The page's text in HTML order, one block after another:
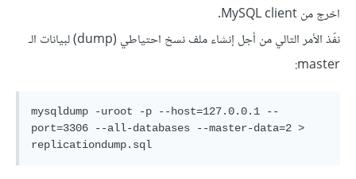
اخرج من MySQL client.
نفّذ الأمر التالي من أجل إنشاء ملف نسخ احتياطي (dump) لبيانات الـ
master:
mysqldump -uroot -p --host=127.0.0.1 --
port=3306 --all-databases --master-data=2 >
replicationdump.sql